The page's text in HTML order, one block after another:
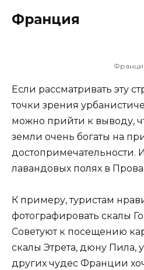
Франция
Если рассматривать эту
точки зрения
можно прийти к выводу,
земли очень богаты на
достопримечательности.
лавандовых полях в
К примеру, туристам
фотографировать скалы
Советуют к посещению
скалы Этрета, дюну Пила,
других чудес Франции